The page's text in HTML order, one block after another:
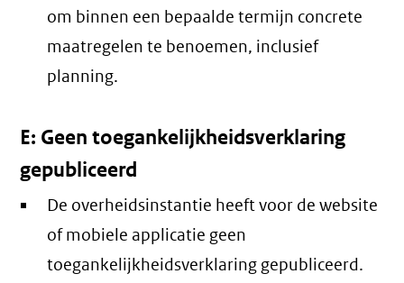
om binnen een bepaalde termijn concrete
maatregelen te benoemen, inclusief
planning.
E: Geen toegankelijkheidsverklaring
gepubliceerd
De overheidsinstantie heeft voor de website
of mobiele applicatie geen
toegankelijkheidsverklaring gepubliceerd.